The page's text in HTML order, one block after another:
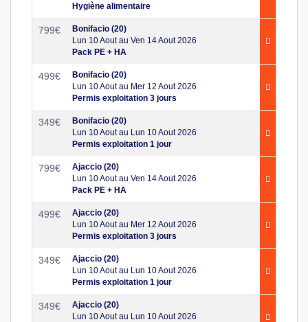
Hygiène alimentaire
799€
Bonifacio (20)
Lun 10 Aout au Ven 14 Aout 2026
Pack PE + HA
499€
Bonifacio (20)
Lun 10 Aout au Mer 12 Aout 2026
Permis exploitation 3 jours
349€
Bonifacio (20)
Lun 10 Aout au Lun 10 Aout 2026
Permis exploitation 1 jour
799€
Ajaccio (20)
Lun 10 Aout au Ven 14 Aout 2026
Pack PE + HA
499€
Ajaccio (20)
Lun 10 Aout au Mer 12 Aout 2026
Permis exploitation 3 jours
349€
Ajaccio (20)
Lun 10 Aout au Lun 10 Aout 2026
Permis exploitation 1 jour
349€
Ajaccio (20)
Lun 10 Aout au Lun 10 Aout 2026